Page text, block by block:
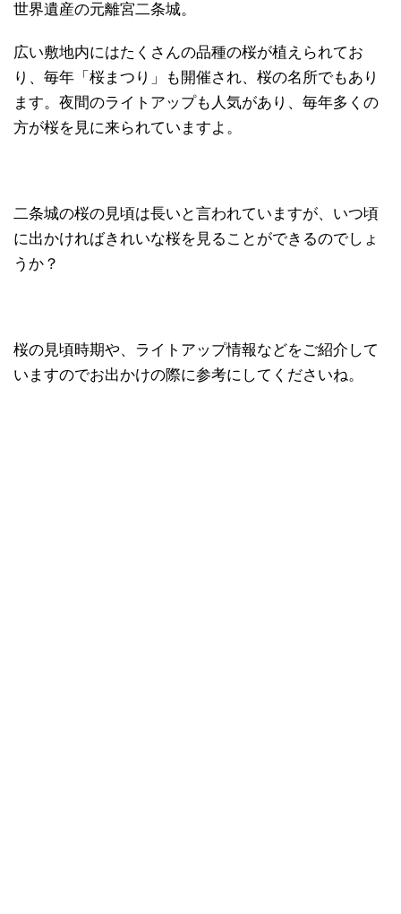
世界遺産の元離宮二条城。
広い敷地内にはたくさんの品種の桜が植えられてお
り、毎年「桜まつり」も開催され、桜の名所でもあり
ます。夜間のライトアップも人気があり、毎年多くの
方が桜を見に来られていますよ。
二条城の桜の見頃は長いと言われていますが、いつ頃
に出かければきれいな桜を見ることができるのでしょ
うか？
桜の見頃時期や、ライトアップ情報などをご紹介して
いますのでお出かけの際に参考にしてくださいね。